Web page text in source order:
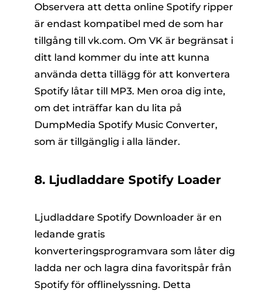
Observera att detta online Spotify ripper
är endast kompatibel med de som har
tillgång till vk.com. Om VK är begränsat i
ditt land kommer du inte att kunna
använda detta tillägg för att konvertera
Spotify låtar till MP3. Men oroa dig inte,
om det inträffar kan du lita på
DumpMedia Spotify Music Converter,
som är tillgänglig i alla länder.
8. Ljudladdare Spotify Loader
Ljudladdare Spotify Downloader är en
ledande gratis
konverteringsprogramvara som låter dig
ladda ner och lagra dina favoritspår från
Spotify för offlinelyssning. Detta